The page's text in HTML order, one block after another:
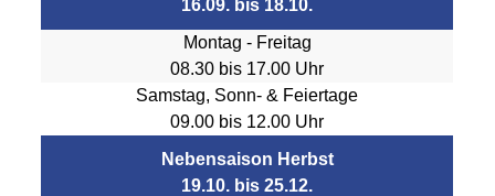
16.09. bis 18.10.
Montag - Freitag
08.30 bis 17.00 Uhr
Samstag, Sonn- & Feiertage
09.00 bis 12.00 Uhr
Nebensaison Herbst
19.10. bis 25.12.